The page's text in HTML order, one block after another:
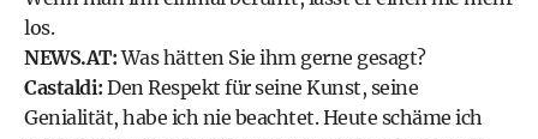
los.
NEWS.AT:Was hätten Sie ihm gerne gesagt?
Castaldi: Den Respekt für seine Kunst, seine
Genialität, habe ich nie beachtet. Heute schäme ich